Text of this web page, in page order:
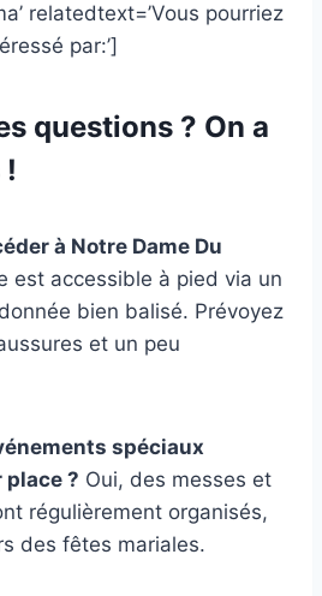
relatedtext=’Vous pourriez
par:’]
questions ? On a
à Notre Dame Du
est accessible à pied via un
bien balisé. Prévoyez
et un peu
spéciaux
? Oui, des messes et
régulièrement organisés,
des fêtes mariales.